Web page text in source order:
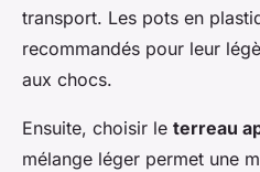
transport. Les pots en
recommandés pour leur
aux chocs.
Ensuite, choisir le terreau
mélange léger permet une